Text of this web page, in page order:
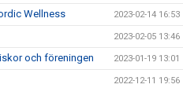
Wellness 2023-02-14 16:53
2023-02-05 13:46
och föreningen 2023-01-19 13:01
2022-12-11 19:56